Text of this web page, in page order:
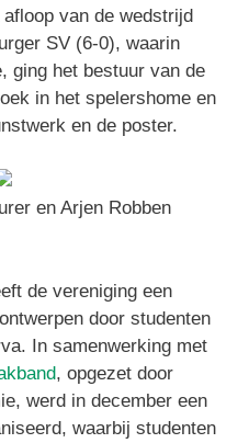
van de wedstrijd
SV (6-0), waarin
ging het bestuur van de
in het spelershome en
en de poster.
en Arjen Robben
de vereniging een
door studenten
In samenwerking met
, opgezet door
werd in december een
waarbij studenten